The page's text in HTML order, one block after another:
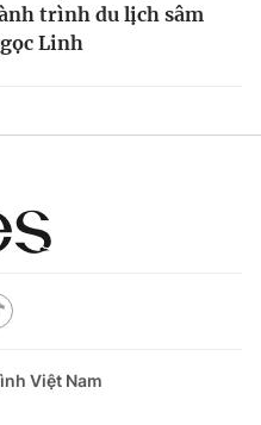
trình du lịch sâm
Linh
Việt Nam